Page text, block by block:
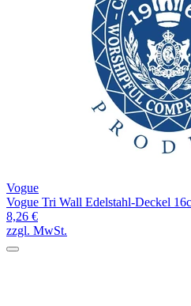
Vogue
Vogue Tri Wall Edelstahl-Deckel
8,26 €
zzgl. MwSt.